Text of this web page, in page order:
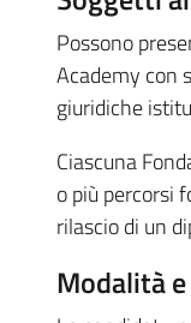
Possono
Academy con
giuridiche
Ciascuna
o più percorsi
rilascio di un
Modalità